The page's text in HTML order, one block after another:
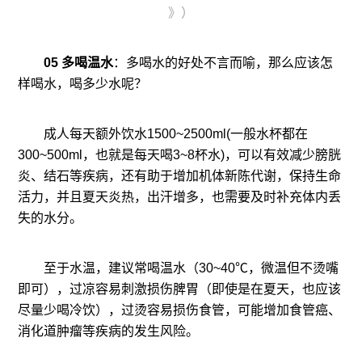
》）
05 多喝温水：多喝水的好处不言而喻，那么应该怎
样喝水，喝多少水呢？
成人每天额外饮水1500~2500ml(一般水杯都在
300~500ml，也就是每天喝3~8杯水)，可以有效减少膀胱
炎、结石等疾病，还有助于增加机体新陈代谢，保持生命
活力，并且夏天炎热，出汗增多，也需要及时补充体内丢
失的水分。
至于水温，建议常喝温水（30~40℃，微温但不烫嘴
即可），过凉容易刺激损伤脾胃（即使是在夏天，也应该
尽量少喝冷饮），过烫容易损伤食管，可能增加食管癌、
消化道肿瘤等疾病的发生风险。